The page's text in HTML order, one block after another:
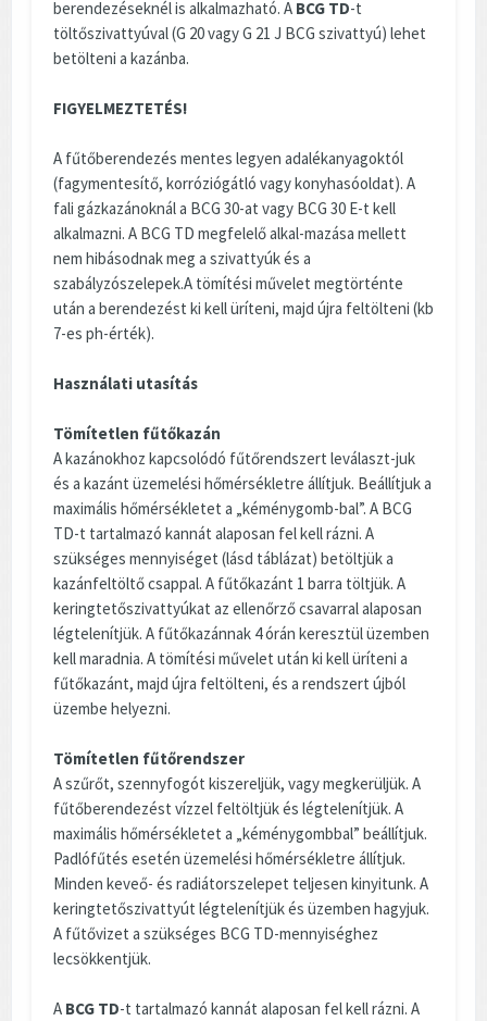
berendezéseknél is alkalmazható. A BCG TD-t
töltőszivattyúval (G 20 vagy G 21 J BCG szivattyú) lehet
betölteni a kazánba.
FIGYELMEZTETÉS!
A fűtőberendezés mentes legyen adalékanyagoktól
(fagymentesítő, korróziógátló vagy konyhasóoldat). A
fali gázkazánoknál a BCG 30-at vagy BCG 30 E-t kell
alkalmazni. A BCG TD megfelelő alkal-mazása mellett
nem hibásodnak meg a szivattyúk és a
szabályzószelepek.A tömítési művelet megtörténte
után a berendezést ki kell üríteni, majd újra feltölteni (kb
7-es ph-érték).
Használati utasítás
Tömítetlen fűtőkazán
A kazánokhoz kapcsolódó fűtőrendszert leválaszt-juk
és a kazánt üzemelési hőmérsékletre állítjuk. Beállítjuk a
maximális hőmérsékletet a „kéménygomb-bal”. A BCG
TD-t tartalmazó kannát alaposan fel kell rázni. A
szükséges mennyiséget (lásd táblázat) betöltjük a
kazánfeltöltő csappal. A fűtőkazánt 1 barra töltjük. A
keringtetőszivattyúkat az ellenőrző csavarral alaposan
légtelenítjük. A fűtőkazánnak 4 órán keresztül üzemben
kell maradnia. A tömítési művelet után ki kell üríteni a
fűtőkazánt, majd újra feltölteni, és a rendszert újból
üzembe helyezni.
Tömítetlen fűtőrendszer
A szűrőt, szennyfogót kiszereljük, vagy megkerüljük. A
fűtőberendezést vízzel feltöltjük és légtelenítjük. A
maximális hőmérsékletet a „kéménygombbal” beállítjuk.
Padlófűtés esetén üzemelési hőmérsékletre állítjuk.
Minden keveő- és radiátorszelepet teljesen kinyitunk. A
keringtetőszivattyút légtelenítjük és üzemben hagyjuk.
A fűtővizet a szükséges BCG TD-mennyiséghez
lecsökkentjük.
A BCG TD-t tartalmazó kannát alaposan fel kell rázni. A